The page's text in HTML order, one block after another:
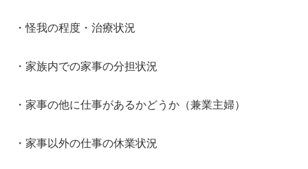
・怪我の程度・治療状況
・家族内での家事の分担状況
・家事の他に仕事があるかどうか（兼業主婦）
・家事以外の仕事の休業状況